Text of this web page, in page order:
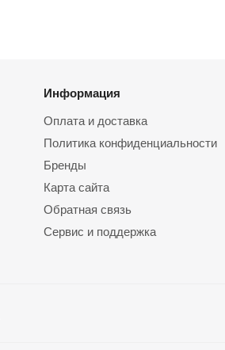
Информация
Оплата и доставка
Политика конфиденциальности
Бренды
Карта сайта
Обратная связь
Сервис и поддержка